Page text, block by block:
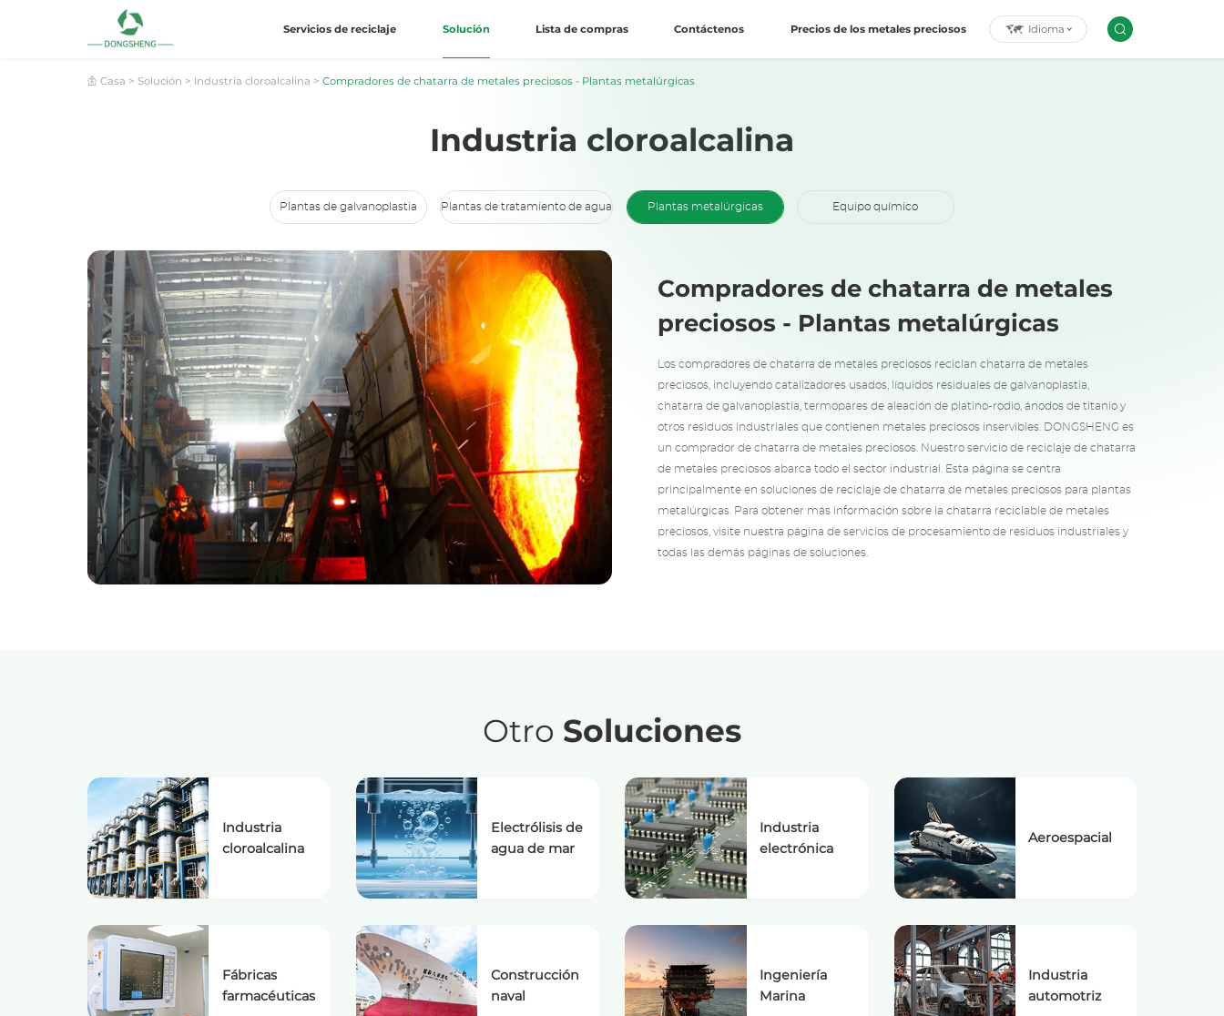
Servicios de reciclaje Solución Lista de compras Contáctenos Precios de los metales preciosos Idioma
Casa > Solución > Industria cloroalcalina > Compradores de chatarra de metales preciosos - Plantas metalúrgicas
Industria cloroalcalina
Plantas de galvanoplastia Plantas de tratamiento de agua Plantas metalúrgicas Equipo químico
Compradores de chatarra de metales
preciosos - Plantas metalúrgicas
Los compradores de chatarra de metales preciosos reciclan chatarra de metales
preciosos, incluyendo catalizadores usados, líquidos residuales de galvanoplastia,
chatarra de galvanoplastia, termopares de aleación de platino-rodio, ánodos de titanio y
otros residuos industriales que contienen metales preciosos inservibles. DONGSHENG es
un comprador de chatarra de metales preciosos. Nuestro servicio de reciclaje de chatarra
de metales preciosos abarca todo el sector industrial. Esta página se centra
principalmente en soluciones de reciclaje de chatarra de metales preciosos para plantas
metalúrgicas. Para obtener más información sobre la chatarra reciclable de metales
preciosos, visite nuestra página de servicios de procesamiento de residuos industriales y
todas las demás páginas de soluciones.
Otro Soluciones
Industria
cloroalcalina
Electrólisis de
agua de mar
Industria
electrónica
Aeroespacial
Fábricas
farmacéuticas
Construcción
naval
Ingeniería
Marina
Industria
automotriz